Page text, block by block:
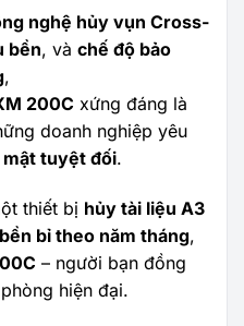
nghệ hủy vụn Cross-
bền, và chế độ bảo
,
200C xứng đáng là
doanh nghiệp yêu
mật tuyệt đối.
thiết bị hủy tài liệu A3
bỉ theo năm tháng,
– người bạn đồng
hiện đại.